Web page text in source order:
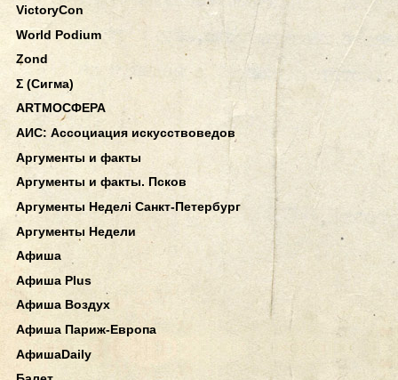
VictoryCon
World Podium
Zond
Σ (Сигма)
АRТМОСФЕРА
АИС: Ассоциация искусствоведов
Аргументы и факты
Аргументы и факты. Псков
Аргументы Неделi Санкт-Петербург
Аргументы Недели
Афиша
Афиша Plus
Афиша Воздух
Афиша Париж-Европа
АфишаDaily